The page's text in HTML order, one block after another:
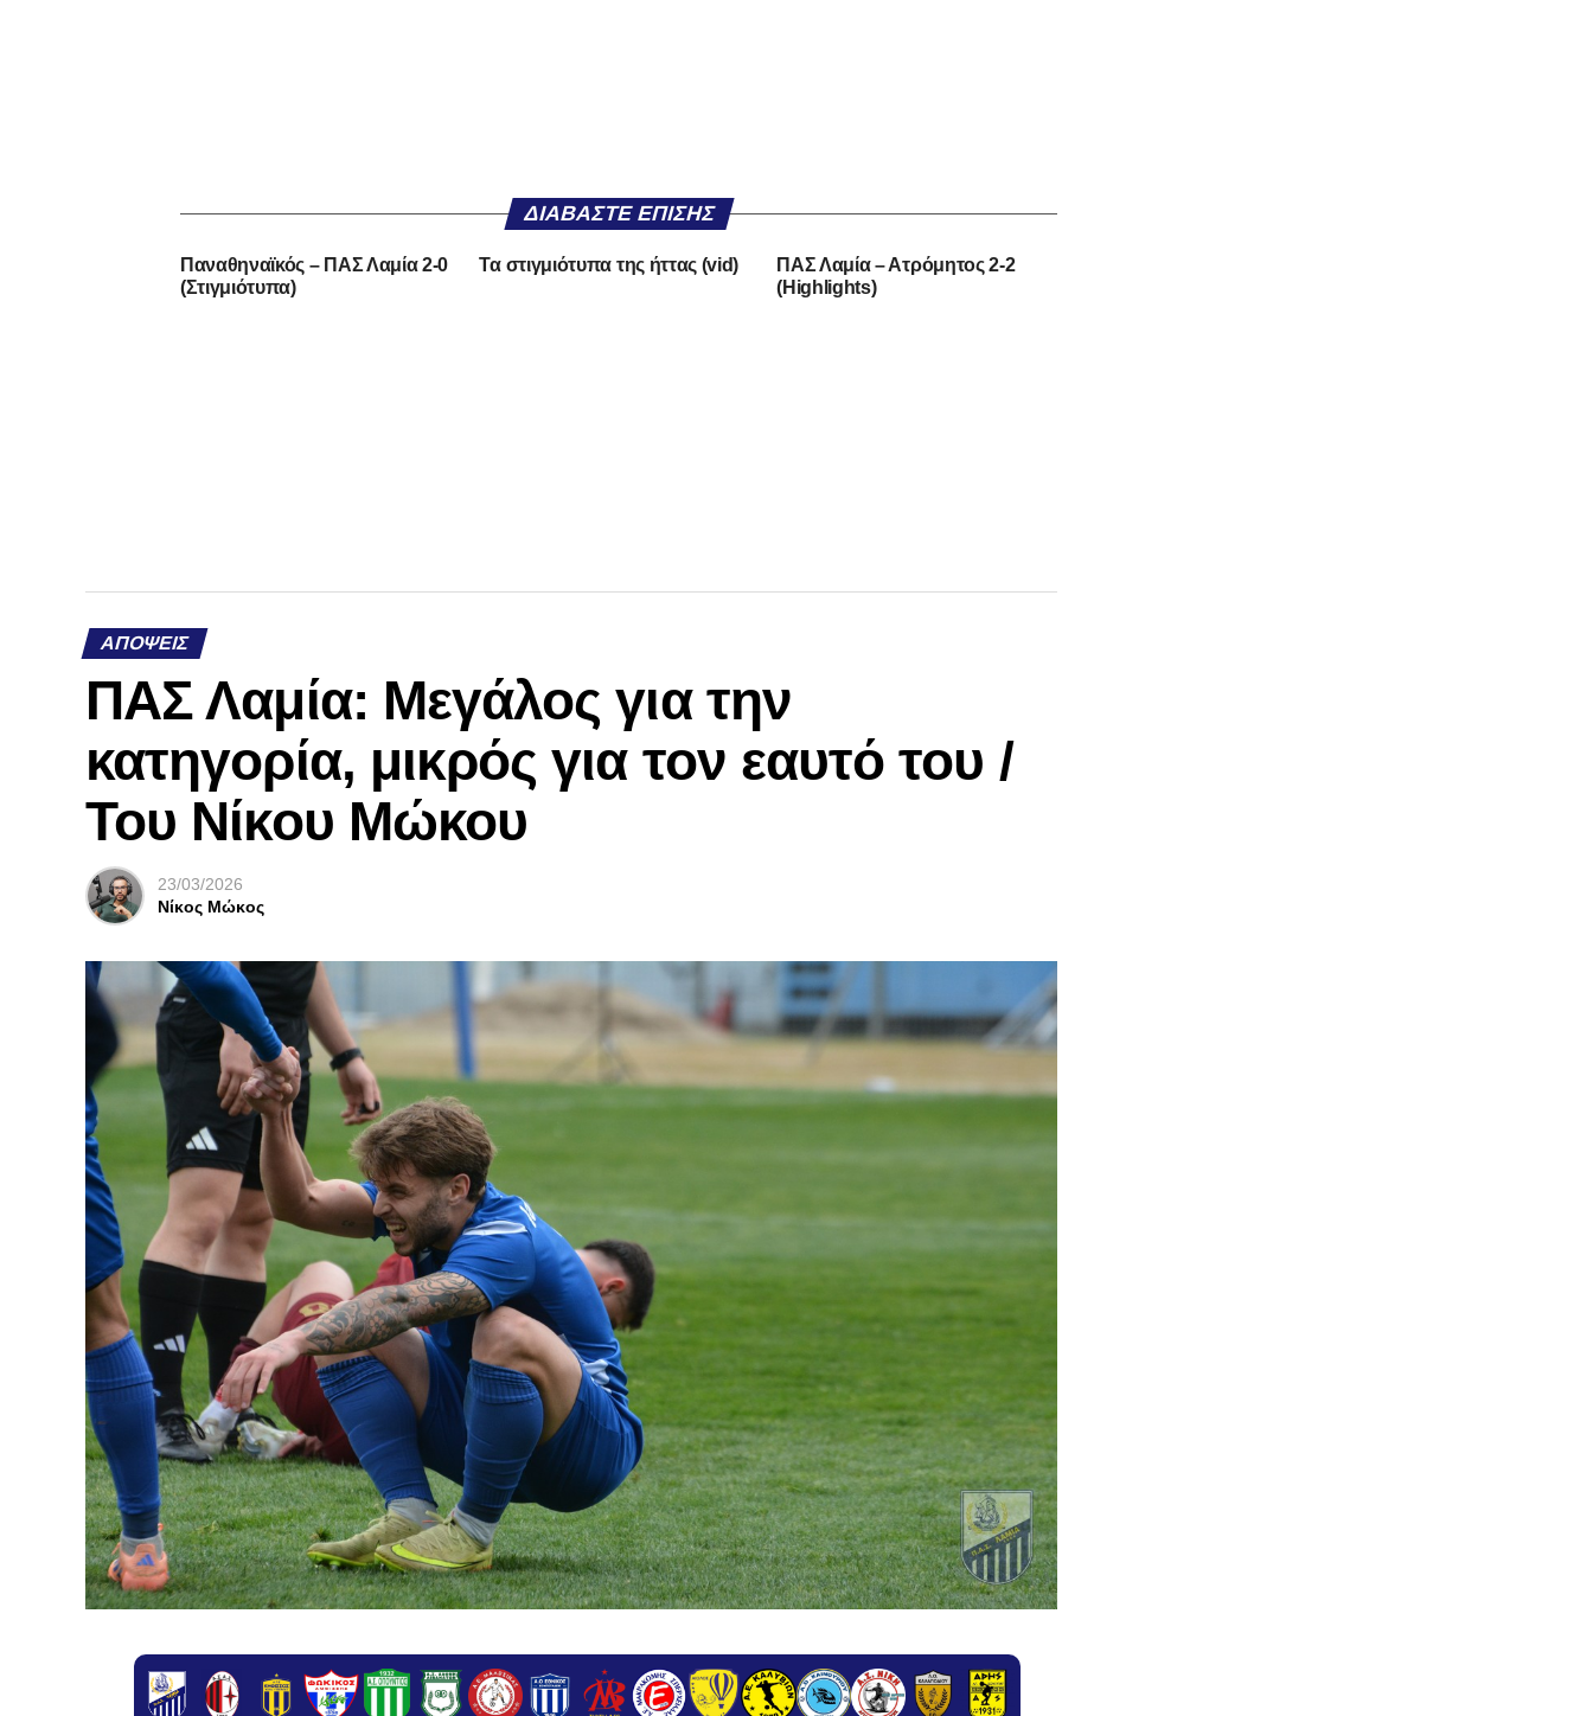
ΔΙΑΒΆΣΤΕ ΕΠΊΣΗΣ
Παναθηναϊκός – ΠΑΣ Λαμία 2-0
(Στιγμιότυπα)
Tα στιγμιότυπα της ήττας (vid)
ΠΑΣ Λαμία – Ατρόμητος 2-2
(Highlights)
ΑΠΌΨΕΙΣ
ΠΑΣ Λαμία: Μεγάλος για την
κατηγορία, μικρός για τον εαυτό του /
Του Νίκου Μώκου
23/03/2026
Νίκος Μώκος